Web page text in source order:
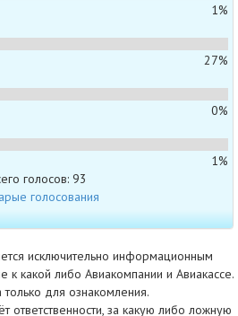
1%
27%
0%
1%
голосов: 93
голосования
исключительно информационным
к какой либо Авиакомпании и Авиакассе.
для ознакомления.
ответственности, за какую либо ложную